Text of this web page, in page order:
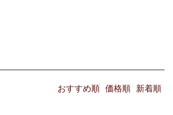
おすすめ順 価格順 新着順